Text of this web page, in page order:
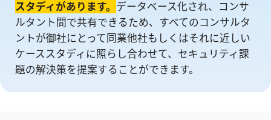
スタディがあります。 データベース化され、コンサ
ルタント間で共有できるため、すべてのコンサルタ
ントが御社にとって同業他社もしくはそれに近しい
ケーススタディに照らし合わせて、セキュリティ課
題の解決策を提案することができます。